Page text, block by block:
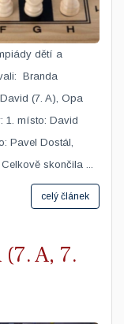
dětí a
Branda
(7. A), Opa
1. místo: David
Pavel Dostál,
skončila ...
celý článek
A, 7.